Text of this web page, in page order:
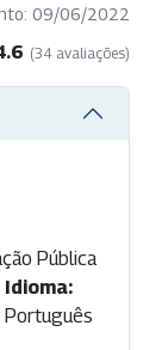
09/06/2022
(34 avaliações)
Pública
Idioma:
Português